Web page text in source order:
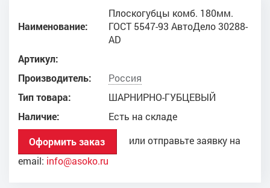
Наименование:
Плоскогубцы комб. 180мм.
ГОСТ 5547-93 АвтоДело 30288-
AD
Артикул:
Производитель:
Россия
Тип товара:
ШАРНИРНО-ГУБЦЕВЫЙ
Наличие:
Есть на складе
Оформить заказ
или отправьте заявку на
email: info@asoko.ru